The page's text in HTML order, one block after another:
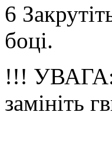
6
боці.
!!! УВАГА:
замініть